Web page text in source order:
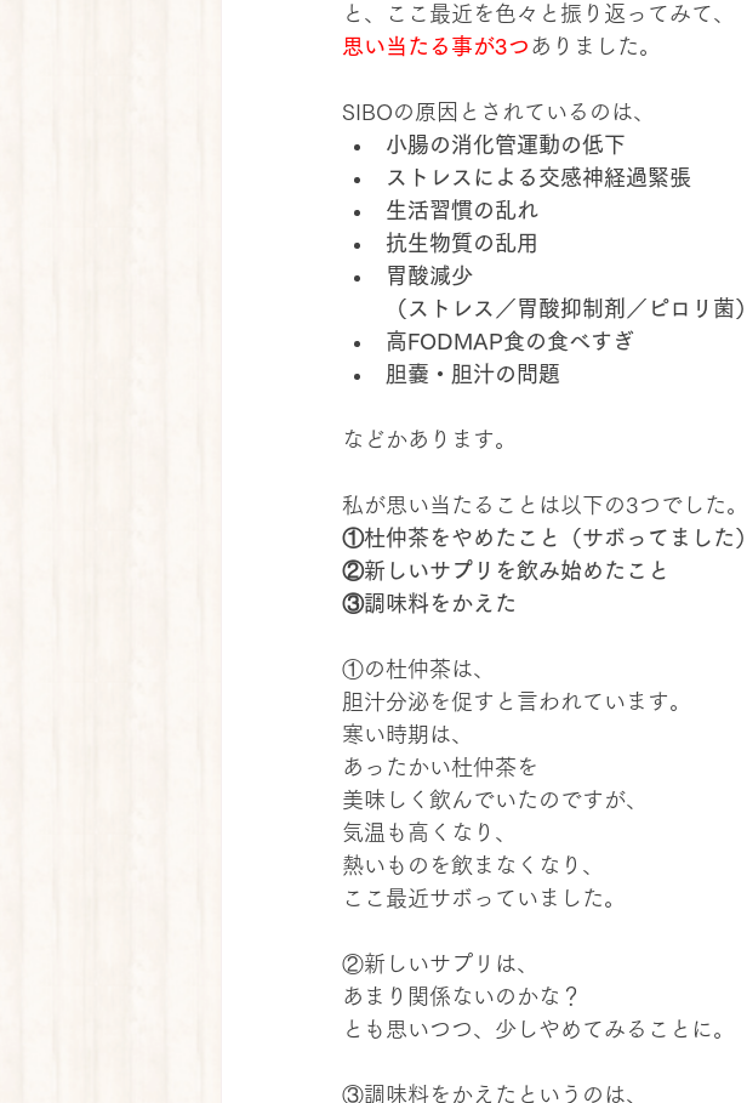
と、ここ最近を色々と振り返ってみて、
思い当たる事が3つ ありました。
SIBOの原因とされているのは、
小腸の消化管運動の低下
ストレスによる交感神経過緊張
生活習慣の乱れ
抗生物質の乱用
胃酸減少
（ストレス／胃酸抑制剤／ピロリ菌）
高FODMAP食の食べすぎ
胆嚢・胆汁の問題
などかあります。
私が思い当たることは以下の3つでした。
①杜仲茶をやめたこと（サボってました）
②新しいサプリを飲み始めたこと
③調味料をかえた
①の杜仲茶は、
胆汁分泌を促すと言われています。
寒い時期は、
あったかい杜仲茶を
美味しく飲んでいたのですが、
気温も高くなり、
熱いものを飲まなくなり、
ここ最近サボっていました。
②新しいサプリは、
あまり関係ないのかな？
とも思いつつ、少しやめてみることに。
③調味料をかえたというのは、